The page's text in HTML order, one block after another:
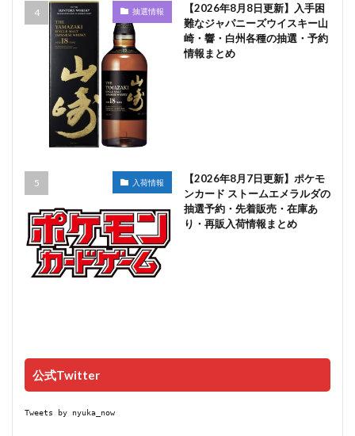
抽選情報
【2026年8月8日更新】入手困
難なジャパニーズウイスキー山
崎・響・白州各種の抽選・予約
情報まとめ
入荷情報
【2026年8月7日更新】ポケモ
ンカード ストームエメラルダの
抽選予約・先着販売・在庫あ
り・再販入荷情報まとめ
公式Twitter
Tweets by nyuka_now